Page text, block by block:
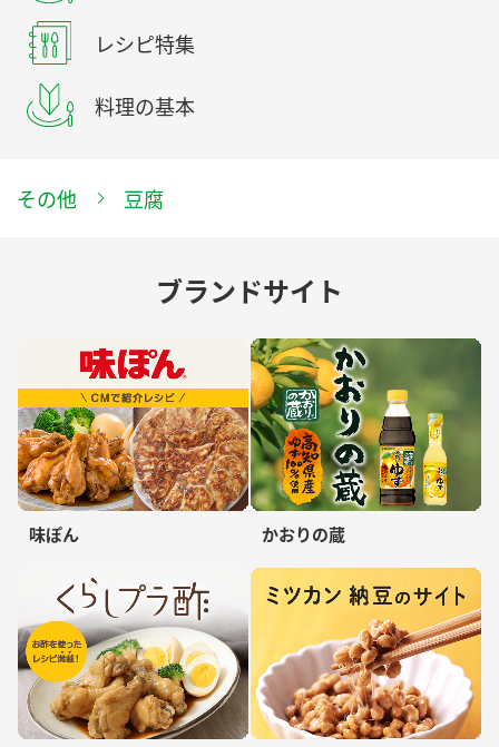
レシピ特集
料理の基本
その他 豆腐
ブランドサイト
味ぽん かおりの蔵